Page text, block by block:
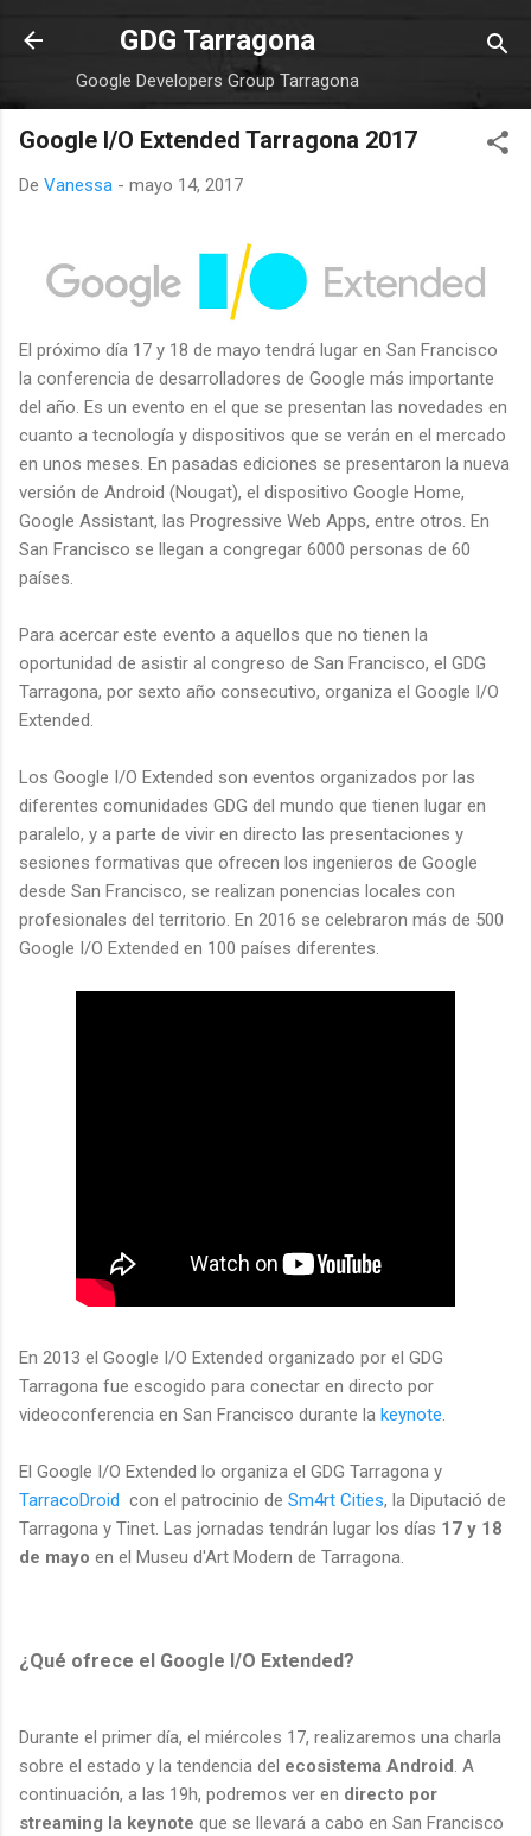
Ir al contenido principal
GDG Tarragona
Google Developers Group Tarragona
Google I/O Extended Tarragona 2017
De Vanessa - mayo 14, 2017
El próximo día 17 y 18 de mayo tendrá lugar en San Francisco
la conferencia de desarrolladores de Google más importante
del año. Es un evento en el que se presentan las novedades en
cuanto a tecnología y dispositivos que se verán en el mercado
en unos meses. En pasadas ediciones se presentaron la nueva
versión de Android (Nougat), el dispositivo Google Home,
Google Assistant, las Progressive Web Apps, entre otros. En
San Francisco se llegan a congregar 6000 personas de 60
países.
Para acercar este evento a aquellos que no tienen la
oportunidad de asistir al congreso de San Francisco, el GDG
Tarragona, por sexto año consecutivo, organiza el Google I/O
Extended.
Los Google I/O Extended son eventos organizados por las
diferentes comunidades GDG del mundo que tienen lugar en
paralelo, y a parte de vivir en directo las presentaciones y
sesiones formativas que ofrecen los ingenieros de Google
desde San Francisco, se realizan ponencias locales con
profesionales del territorio. En 2016 se celebraron más de 500
Google I/O Extended en 100 países diferentes.
En 2013 el Google I/O Extended organizado por el GDG
Tarragona fue escogido para conectar en directo por
videoconferencia en San Francisco durante la keynote.
El Google I/O Extended lo organiza el GDG Tarragona y
TarracoDroid con el patrocinio de Sm4rt Cities, la Diputació de
Tarragona y Tinet. Las jornadas tendrán lugar los días 17 y 18
de mayo en el Museu d'Art Modern de Tarragona.
¿Qué ofrece el Google I/O Extended?
Durante el primer día, el miércoles 17, realizaremos una charla
sobre el estado y la tendencia del ecosistema Android . A
continuación, a las 19h, podremos ver en directo por
streaming la keynote que se llevará a cabo en San Francisco